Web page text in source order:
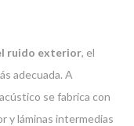
ruido exterior, el
adecuada. A
se fabrica con
y láminas intermedias